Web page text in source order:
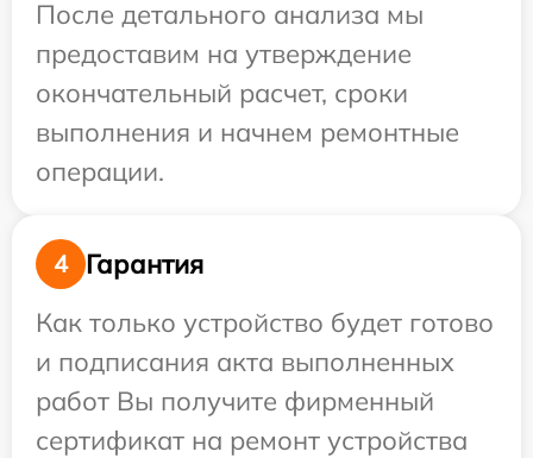
После детального анализа мы
предоставим на утверждение
окончательный расчет, сроки
выполнения и начнем ремонтные
операции.
4
Гарантия
Как только устройство будет готово
и подписания акта выполненных
работ Вы получите фирменный
сертификат на ремонт устройства